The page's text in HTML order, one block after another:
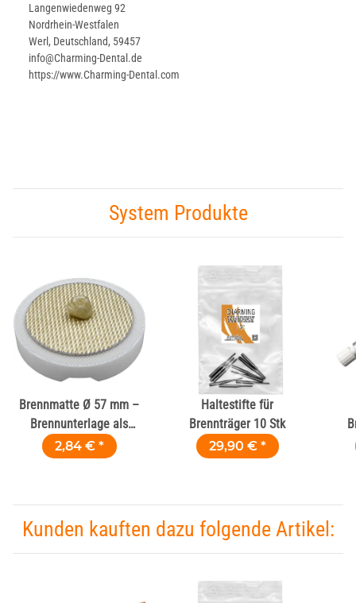
Langenwiedenweg 92
Nordrhein-Westfalen
Werl, Deutschland, 59457
info@Charming-Dental.de
https://www.Charming-Dental.com
System Produkte
Brennmatte Ø 57 mm –
Brennunterlage als
Alternative zu
Brennwatte
2,84 € *
Haltestifte für
Brennträger 10 Stk
29,90 € *
Kunden kauften dazu folgende Artikel: